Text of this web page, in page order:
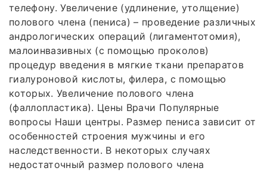
телефону. Увеличение (удлинение, утолщение)
полового члена (пениса) – проведение различных
андрологических операций (лигаментотомия),
малоинвазивных (с помощью проколов)
процедур введения в мягкие ткани препаратов
гиалуроновой кислоты, филера, с помощью
которых. Увеличение полового члена
(фаллопластика). Цены Врачи Популярные
вопросы Наши центры. Размер пениса зависит от
особенностей строения мужчины и его
наследственности. В некоторых случаях
недостаточный размер полового члена